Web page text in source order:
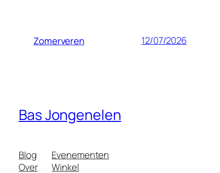
Zomerveren 12/07/2026
Bas Jongenelen
Blog
Over
Evenementen
Winkel